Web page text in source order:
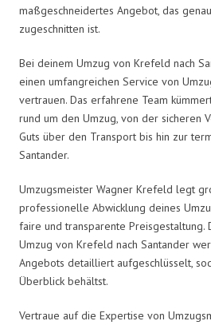
maßgeschneidertes Angebot, das
zugeschnitten ist.
Bei deinem Umzug von Krefeld nach
einen umfangreichen Service von
vertrauen. Das erfahrene Team
rund um den Umzug, von der sicheren
Guts über den Transport bis hin zur
Santander.
Umzugsmeister Wagner Krefeld legt
professionelle Abwicklung deines
faire und transparente Preisgestaltung.
Umzug von Krefeld nach Santander
Angebots detailliert aufgeschlüsselt,
Überblick behältst.
Vertraue auf die Expertise von